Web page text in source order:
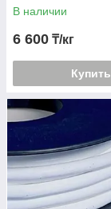
В наличии
6 600 ₸/кг
Купить